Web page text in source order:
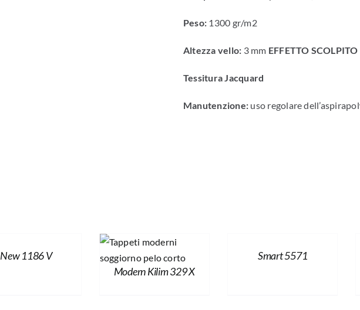
Peso: 1300 gr/m2
Altezza vello: 3 mm EFFETTO SCOLPITO
Tessitura Jacquard
Manutenzione: uso regolare
New 1186 V
Modern Kilim 329 X
Smart 5571